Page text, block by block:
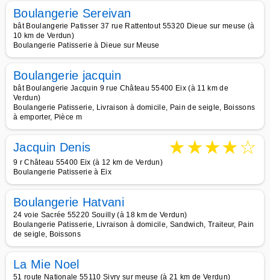
Boulangerie Sereivan
bât Boulangerie Patisser 37 rue Rattentout 55320 Dieue sur meuse (à
10 km de Verdun)
Boulangerie Patisserie à Dieue sur Meuse
Boulangerie jacquin
bât Boulangerie Jacquin 9 rue Château 55400 Eix (à 11 km de
Verdun)
Boulangerie Patisserie, Livraison à domicile, Pain de seigle, Boissons
à emporter, Pièce m
Jacquin Denis ★★★★☆
9 r Château 55400 Eix (à 12 km de Verdun)
Boulangerie Patisserie à Eix
Boulangerie Hatvani
24 voie Sacrée 55220 Souilly (à 18 km de Verdun)
Boulangerie Patisserie, Livraison à domicile, Sandwich, Traiteur, Pain
de seigle, Boissons
La Mie Noel
51 route Nationale 55110 Sivry sur meuse (à 21 km de Verdun)